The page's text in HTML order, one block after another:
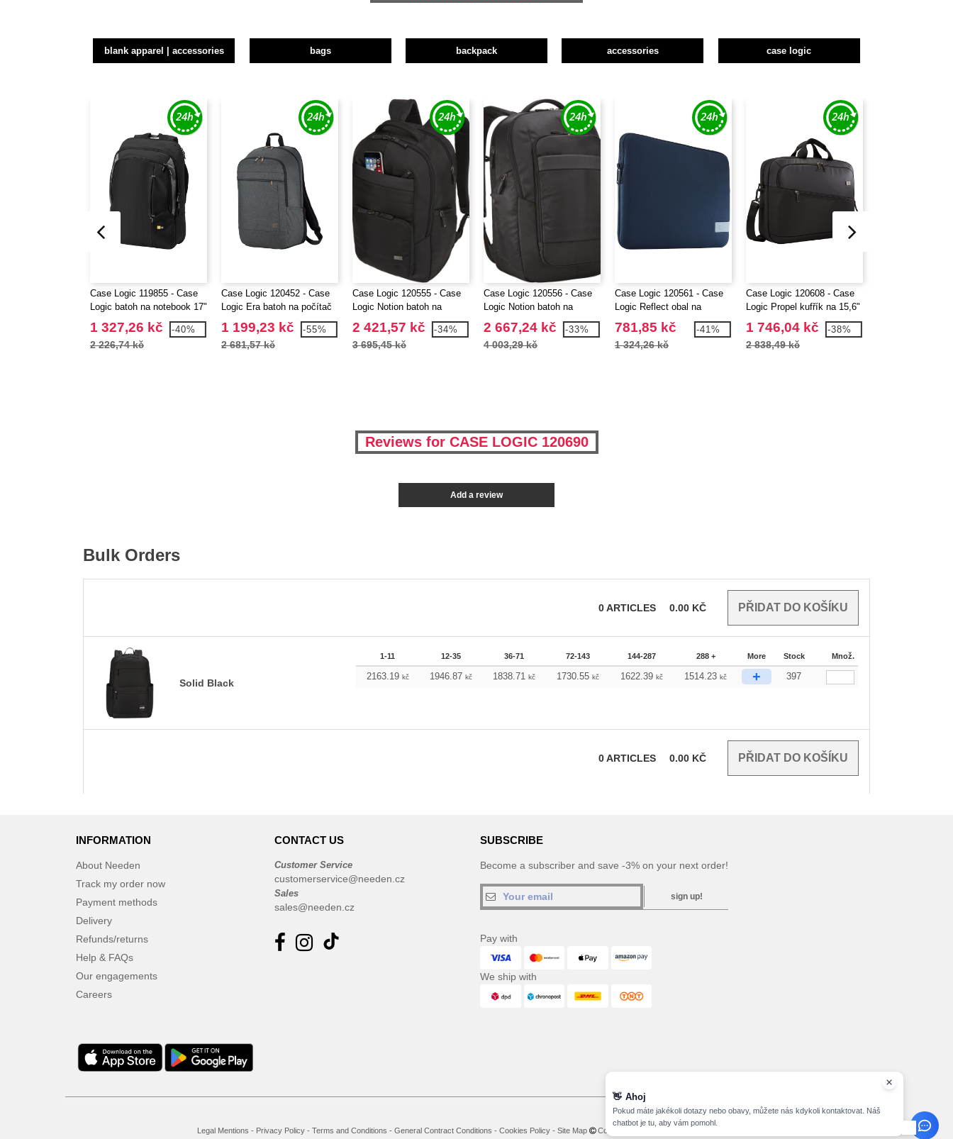
blank apparel | accessories bags backpack accessories case logic
Case Logic 119855 - Case
Logic batoh na notebook 17"
1 327,26 kč
2 226,74 kč
-40%
Case Logic 120452 - Case
Logic Era batoh na počítač
o rozměrech 15"
1 199,23 kč
2 681,57 kč
-55%
Case Logic 120555 - Case
Logic Notion batoh na
notebook 15,6"
2 421,57 kč
3 695,45 kč
-34%
Case Logic 120556 - Case
Logic Notion batoh na
notebook 17,3"
2 667,24 kč
4 003,29 kč
-33%
Case Logic 120561 - Case
Logic Reflect obal na
notebook 14"
781,85 kč
1 324,26 kč
-41%
Case Logic 120608 - Case
Logic Propel kufřík na 15,6"
notebook
1 746,04 kč
2 838,49 kč
-38%
Reviews for CASE LOGIC 120690
Add a review
Bulk Orders
0ARTICLES 0.00 KČ
Solid Black
1-11 12-35 36-71 72-143 144-287 288 + More Stock Množ.
2163.19 kč 1946.87 kč 1838.71kč 1730.55kč 1622.39kč 1514.23kč + 397
0ARTICLES 0.00 KČ
INFORMATION
About Needen
Track my order now
Payment methods
Delivery
Refunds/returns
Help & FAQs
Our engagements
Careers
CONTACT US
Customer Service
customerservice@needen.cz
Sales
sales@needen.cz
SUBSCRIBE
Become a subscriber and save -3% on your next order!
sign up!
Pay with
We ship with
Legal Mentions - Privacy Policy - Terms and Conditions - General Contract Conditions - Cookies Policy - Site Map Copyright 2026 needen.cz - All Rights Reserved
👋 Ahoj
Pokud máte jakékoli dotazy nebo obavy, můžete nás kdykoli kontaktovat. Náš
chatbot je tu, aby vám pomohl.